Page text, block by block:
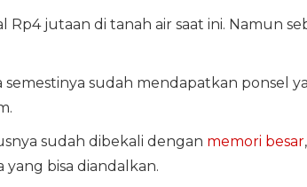
Rp4 jutaan di tanah air saat ini. Namun
semestinya sudah mendapatkan ponsel
sudah dibekali dengan memori besar
yang bisa diandalkan.